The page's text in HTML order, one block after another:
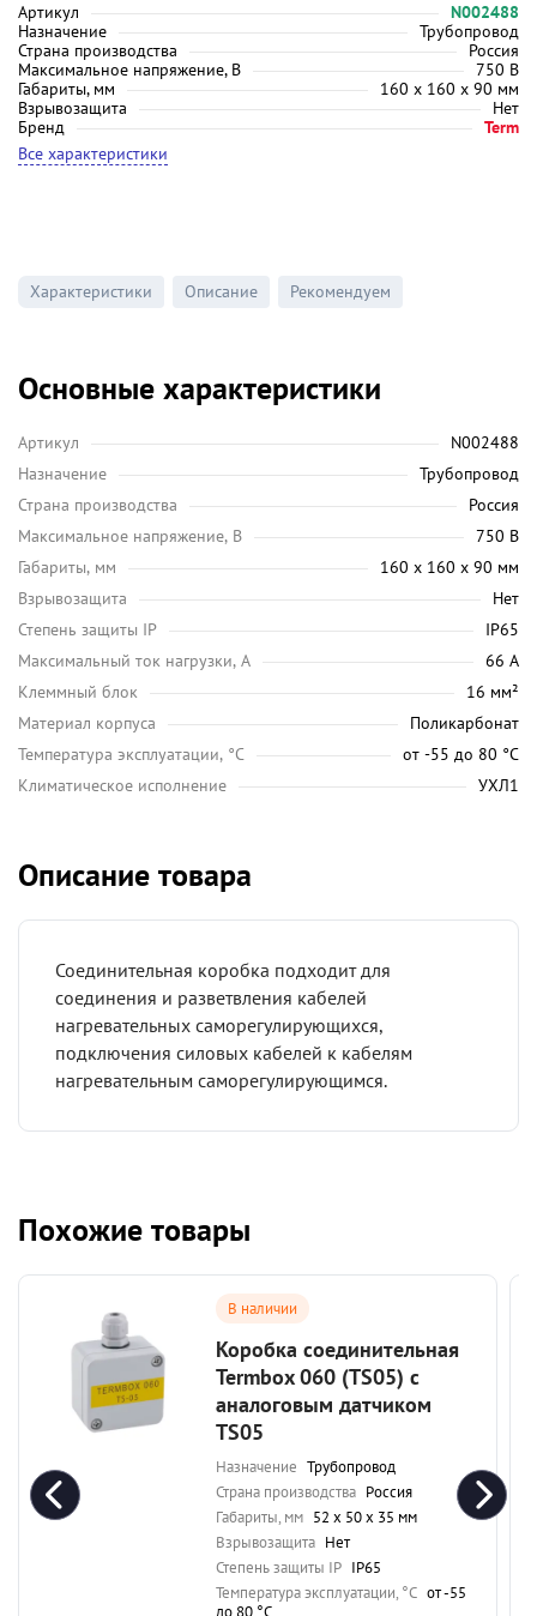
Артикул
N002488
Назначение
Трубопровод
Страна производства
Россия
Максимальное напряжение, В
750 В
Габариты, мм
160 х 160 х 90 мм
Взрывозащита
Нет
Бренд
Term
Все характеристики
Характеристики Описание Рекомендуем
Основные характеристики
Артикул
N002488
Назначение
Трубопровод
Страна производства
Россия
Максимальное напряжение, В
750 В
Габариты, мм
160 х 160 х 90 мм
Взрывозащита
Нет
Степень защиты IP
IP65
Максимальный ток нагрузки, А
66 А
Клеммный блок
16 мм²
Материал корпуса
Поликарбонат
Температура эксплуатации, °C
от -55 до 80 °C
Климатическое исполнение
УХЛ1
Описание товара
Соединительная коробка подходит для
соединения и разветвления кабелей
нагревательных саморегулирующихся,
подключения силовых кабелей к кабелям
нагревательным саморегулирующимся.
Похожие товары
В наличии
Коробка соединительная
Termbox 060 (TS05) с
аналоговым датчиком
TS05
Назначение Трубопровод
Страна производства Россия
Габариты, мм 52 х 50 х 35 мм
Взрывозащита Нет
Степень защиты IP IP65
Температура эксплуатации, °C от -55
до 80 °C